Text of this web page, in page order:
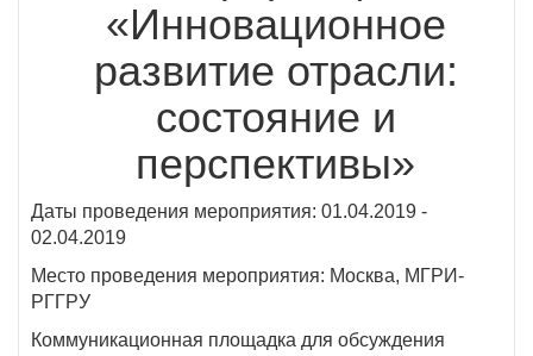
«Инновационное
развитие отрасли:
состояние и
перспективы»
Даты проведения мероприятия: 01.04.2019 -
02.04.2019
Место проведения мероприятия: Москва, МГРИ-
РГГРУ
Коммуникационная площадка для обсуждения